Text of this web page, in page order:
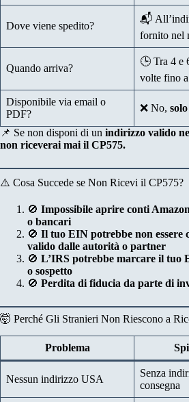
Dove viene spedito?
📬
fornito nel
Quando arriva?
🕒 Tra 4 e
volte fino
Disponibile via email o
PDF?
❌ No,
📌 Se non disponi di un indirizzo valido
non riceverai mai il CP575.
⚠️ Cosa Succede se Non Ricevi il CP575?
🚫 Impossibile aprire conti
o bancari
🚫 Il tuo EIN potrebbe non essere
valido dalle autorità o partner
🚫 L’IRS potrebbe marcare il tuo
o sospetto
🚫 Perdita di fiducia da parte di
🤯 Perché Gli Stranieri Non Riescono a
Problema
Nessun indirizzo USA
Senza
consegna